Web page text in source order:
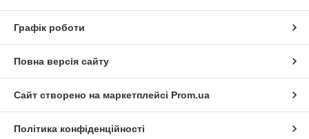
Графік роботи
Повна версія сайту
Сайт створено на маркетплейсі Prom.ua
Політика конфіденційності